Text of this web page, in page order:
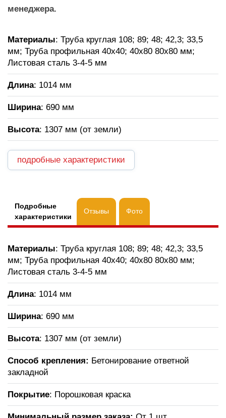
менеджера.
Материалы: Труба круглая 108; 89; 48; 42,3; 33,5
мм; Труба профильная 40х40; 40х80 80х80 мм;
Листовая сталь 3-4-5 мм
Длина: 1014 мм
Ширина: 690 мм
Высота: 1307 мм (от земли)
подробные характеристики
Подробные
характеристики
Отзывы Фото
Материалы: Труба круглая 108; 89; 48; 42,3; 33,5
мм; Труба профильная 40х40; 40х80 80х80 мм;
Листовая сталь 3-4-5 мм
Длина: 1014 мм
Ширина: 690 мм
Высота: 1307 мм (от земли)
Способ крепления: Бетонирование ответной
закладной
Покрытие: Порошковая краска